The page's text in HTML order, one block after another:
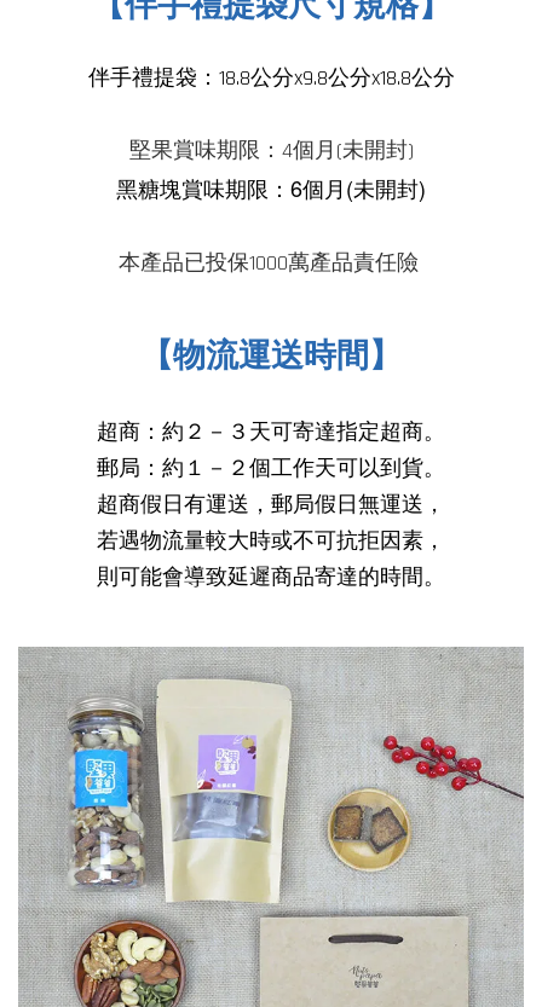
伴手禮提袋：18.8公分x9.8公分x18.8公分
堅果賞味期限：4個月(未開封)
黑糖塊賞味期限：6個月(未開封)
本產品已投保1000萬產品責任險
【物流運送時間】
超商：約２－３天可寄達指定超商。
郵局：約１－２個工作天可以到貨。
超商假日有運送，郵局假日無運送，
若遇物流量較大時或不可抗拒因素，
則可能會導致延遲商品寄達的時間。